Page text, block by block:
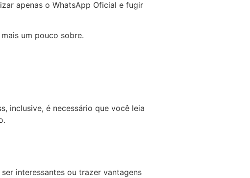
apenas o WhatsApp Oficial e fugir
um pouco sobre.
inclusive, é necessário que você leia
interessantes ou trazer vantagens